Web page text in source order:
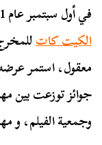
في أول سبتمبر عام 1991، استقبل سوق السينما المصرية
الكيت كات
معقول، استمر
جوائز توزعت بين
وجمعية الفيلم، و